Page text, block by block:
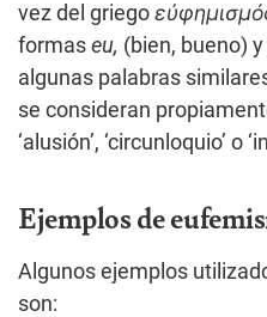
vez del griego
formas eu, (bien, bueno) y
algunas palabras
se consideran
‘alusión’, ‘circunloquio’ o
Ejemplos de
Algunos ejemplos
son: